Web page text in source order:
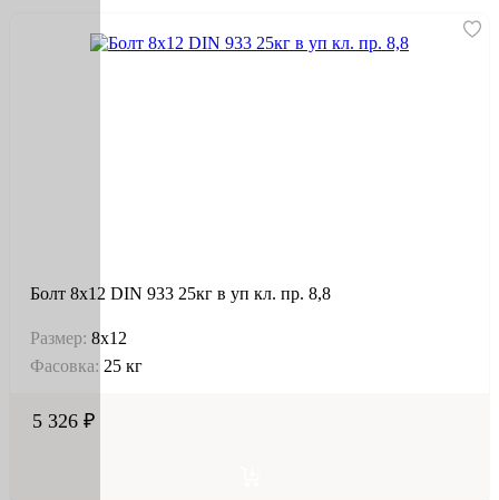
Болт 8х12 DIN 933 25кг в уп кл. пр. 8,8
Размер: 8х12
Фасовка: 25 кг
5 326 ₽